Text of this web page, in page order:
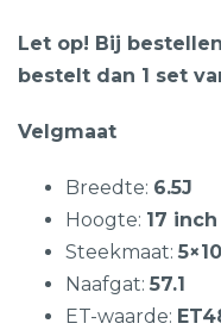
Let op! Bij
bestelt dan 1 set
Velgmaat
Breedte: 6.5J
Hoogte: 17 inch
Steekmaat:
Naafgat: 57.1
ET-waarde: